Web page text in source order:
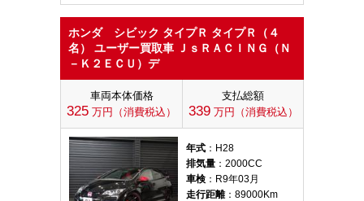
ホンダ シビック タイプＲ タイプＲ（４
名） ユーザー買取車 ＪｓＲＡＣＩＮＧ（Ｎ
－Ｋ２ＥＣＵ）デ
車両本体価格
325 万円（消費税込）
支払総額
339万円（消費税込）
年式 ：H28
排気量 ：2000CC
車検 ：R9年03月
走行距離：89000Km